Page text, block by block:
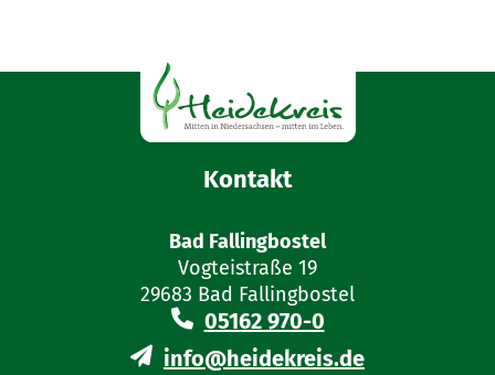
Kontakt
Bad Fallingbostel
Vogteistraße 19
29683 Bad Fallingbostel
05162 970-0
info@heidekreis.de